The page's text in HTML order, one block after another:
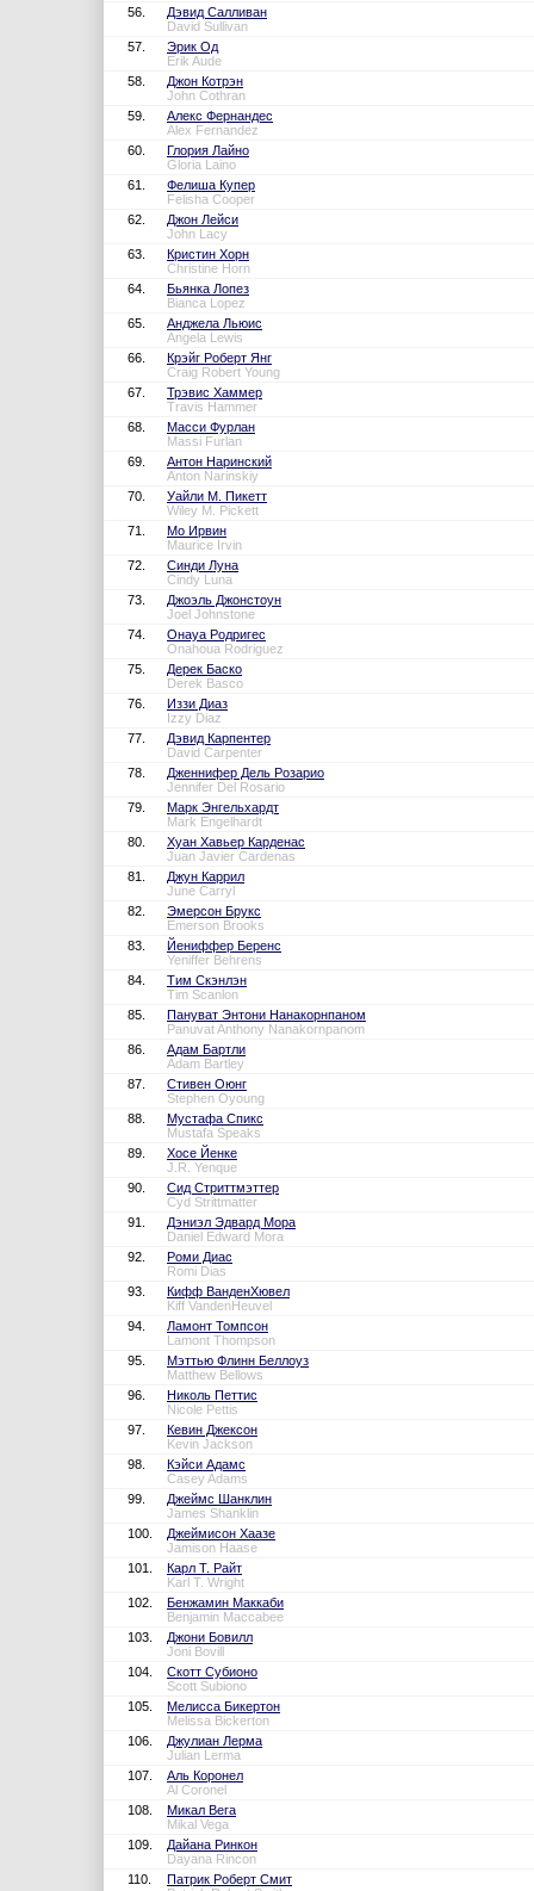
56.
Дэвид Салливан
David Sullivan
57.
Эрик Од
Erik Aude
58.
Джон Котрэн
John Cothran
59.
Алекс Фернандес
Alex Fernandez
60.
Глория Лайно
Gloria Laino
61.
Фелиша Купер
Felisha Cooper
62.
Джон Лейси
John Lacy
63.
Кристин Хорн
Christine Horn
64.
Бьянка Лопез
Bianca Lopez
65.
Анджела Льюис
Angela Lewis
66.
Крэйг Роберт Янг
Craig Robert Young
67.
Трэвис Хаммер
Travis Hammer
68.
Масси Фурлан
Massi Furlan
69.
Антон Наринский
Anton Narinskiy
70.
Уайли М. Пикетт
Wiley M. Pickett
71.
Мо Ирвин
Maurice Irvin
72.
Синди Луна
Cindy Luna
73.
Джоэль Джонстоун
Joel Johnstone
74.
Онауа Родригес
Onahoua Rodriguez
75.
Дерек Баско
Derek Basco
76.
Иззи Диаз
Izzy Diaz
77.
Дэвид Карпентер
David Carpenter
78.
Дженнифер Дель Розарио
Jennifer Del Rosario
79.
Марк Энгельхардт
Mark Engelhardt
80.
Хуан Хавьер Карденас
Juan Javier Cardenas
81.
Джун Каррил
June Carryl
82.
Эмерсон Брукс
Emerson Brooks
83.
Йениффер Беренс
Yeniffer Behrens
84.
Тим Скэнлэн
Tim Scanlon
85.
Пануват Энтони Нанакорнпаном
Panuvat Anthony Nanakornpanom
86.
Адам Бартли
Adam Bartley
87.
Стивен Оюнг
Stephen Oyoung
88.
Мустафа Спикс
Mustafa Speaks
89.
Хосе Йенке
J.R. Yenque
90.
Сид Стриттмэттер
Cyd Strittmatter
91.
Дэниэл Эдвард Мора
Daniel Edward Mora
92.
Роми Диас
Romi Dias
93.
Кифф ВанденХювел
Kiff VandenHeuvel
94.
Ламонт Томпсон
Lamont Thompson
95.
Мэттью Флинн Беллоуз
Matthew Bellows
96.
Николь Петтис
Nicole Pettis
97.
Кевин Джексон
Kevin Jackson
98.
Кэйси Адамс
Casey Adams
99.
Джеймс Шанклин
James Shanklin
100.
Джеймисон Хаазе
Jamison Haase
101.
Карл Т. Райт
Karl T. Wright
102.
Бенжамин Маккаби
Benjamin Maccabee
103.
Джони Бовилл
Joni Bovill
104.
Скотт Субионо
Scott Subiono
105.
Мелисса Бикертон
Melissa Bickerton
106.
Джулиан Лерма
Julian Lerma
107.
Аль Коронел
Al Coronel
108.
Микал Вега
Mikal Vega
109.
Дайана Ринкон
Dayana Rincon
110.
Патрик Роберт Смит